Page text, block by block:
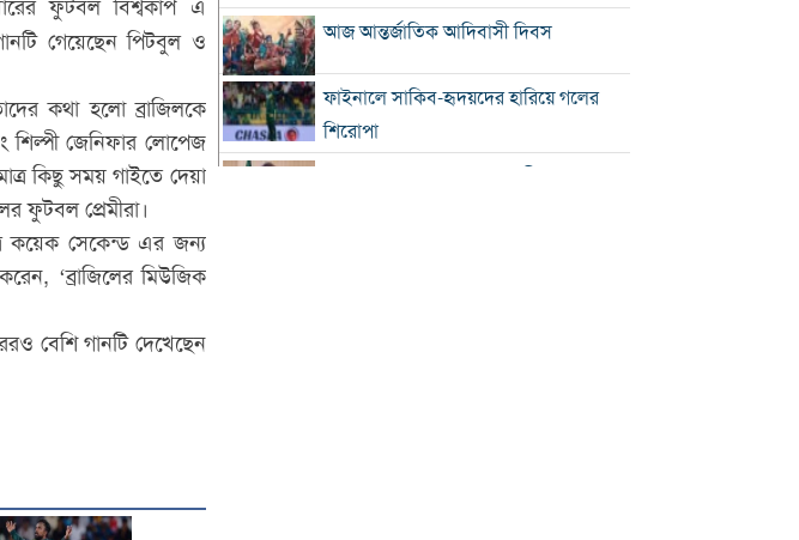
ফুটবল বিশ্বকাপ এ
গেয়েছেন পিটবুল ও
কথা হলো ব্রাজিলকে
শিল্পী জেনিফার লোপেজ
কিছু সময় গাইতে দেয়া
ফুটবল প্রেমীরা।
কয়েক সেকেন্ড এর জন্য
‘ব্রাজিলের মিউজিক
বেশি গানটি দেখেছেন
আজ আন্তর্জাতিক আদিবাসী দিবস
ফাইনালে সাকিব-হৃদয়দের হারিয়ে গলের
শিরোপা